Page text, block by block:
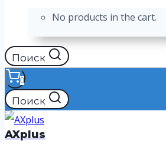
No products in the cart.
Поиск
0
Поиск
AXplus